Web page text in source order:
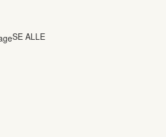
SE ALLE